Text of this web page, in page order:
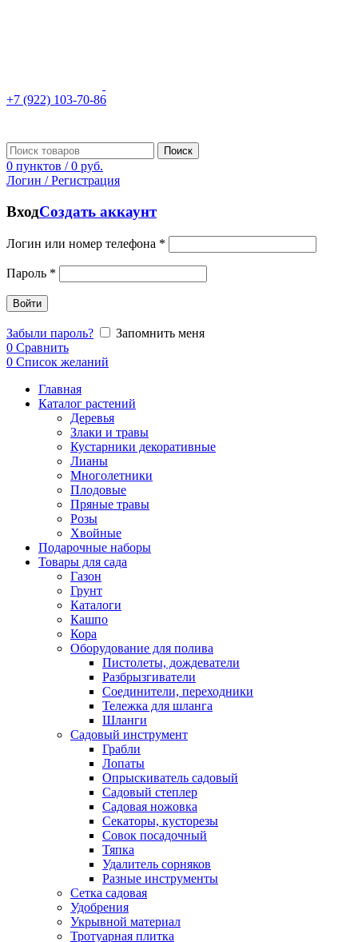
+7 (922) 103-70-86
Поиск
0 пунктов / 0 руб.
Логин / Регистрация
ВходСоздать аккаунт
Логин или номер телефона *
Пароль *
Войти
Забыли пароль?
Запомнить меня
0 Сравнить
0 Список желаний
Главная
Каталог растений
Деревья
Злаки и травы
Кустарники декоративные
Лианы
Многолетники
Плодовые
Пряные травы
Розы
Хвойные
Подарочные наборы
Товары для сада
Газон
Грунт
Каталоги
Кашпо
Кора
Оборудование для полива
Пистолеты, дождеватели
Разбрызгиватели
Соединители, переходники
Тележка для шланга
Шланги
Садовый инструмент
Грабли
Лопаты
Опрыскиватель садовый
Садовый степлер
Садовая ножовка
Секаторы, кусторезы
Совок посадочный
Тяпка
Удалитель сорняков
Разные инструменты
Сетка садовая
Удобрения
Укрывной материал
Тротуарная плитка